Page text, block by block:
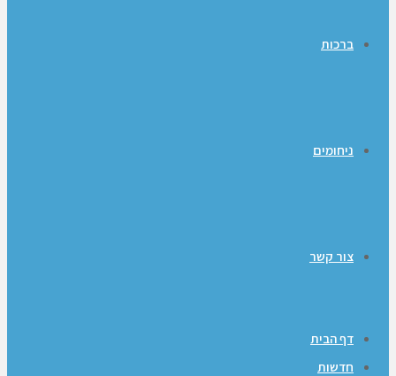
ברכות
ניחומים
צור קשר
דף הבית
חדשות